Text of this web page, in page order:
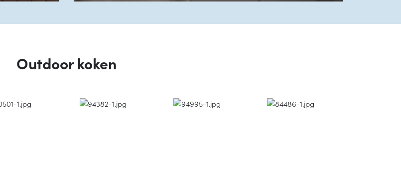
Outdoor koken